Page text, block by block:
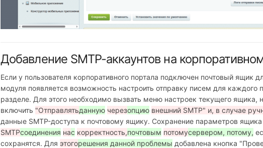
Добавление SMTP-аккаунтов на
Если у пользователя корпоративного портала подключен почтовый ящик
модуля появляется возможность настроить отправку писем для каждого
разделе. Для этого необходимо вызвать меню настроек текущего ящика,
включить "Отправлятьданную черезопцию внешний SMTP" и, в случае
данные SMTP-доступа к почтовому ящику. Сохранение параметров
SMTPсоединения нас корректность,почтовым потомусервером, потому,
сохранятся. Дляэтогорешения данной проблемы добавлена кнопка